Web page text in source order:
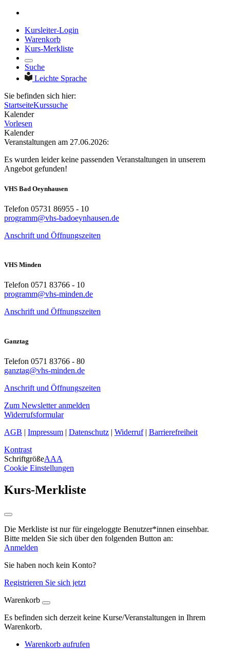
Kursleiter-Login
Warenkorb
Kurs-Merkliste
Suche
Leichte Sprache
Sie befinden sich hier:
StartseiteKurssuche
Kalender
Vorlesen
Kalender
Veranstaltungen am 27.06.2026:
Es wurden leider keine passenden Veranstaltungen in unserem
Angebot gefunden!
VHS Bad Oeynhausen
Telefon 05731 86955 - 10
programm@vhs-badoeynhausen.de
Anschrift und Öffnungszeiten
VHS Minden
Telefon 0571 83766 - 10
programm@vhs-minden.de
Anschrift und Öffnungszeiten
Ganztag
Telefon 0571 83766 - 80
ganztag@vhs-minden.de
Anschrift und Öffnungszeiten
Zum Newsletter anmelden
Widerrufsformular
AGB | Impressum | Datenschutz | Widerruf| Barrierefreiheit
Kontrast
SchriftgrößeAAA
Cookie Einstellungen
Kurs-Merkliste
Die Merkliste ist nur für eingeloggte Benutzer*innen einsehbar.
Bitte melden Sie sich über den folgenden Button an:
Anmelden
Sie haben noch kein Konto?
Registrieren Sie sich jetzt
Warenkorb
Es befinden sich derzeit keine Kurse/Veranstaltungen in Ihrem
Warenkorb.
Warenkorb aufrufen